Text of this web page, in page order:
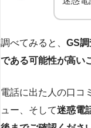
調べてみると、 GS
である可能性が高い
電話に出た人の口コ
ュー、そして迷惑電